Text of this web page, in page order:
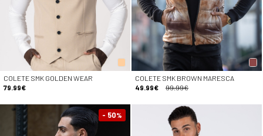
COLETE SMK GOLDEN WEAR
79.99€
COLETE SMK BROWN MARESCA
49.99€
99.99€
- 50%